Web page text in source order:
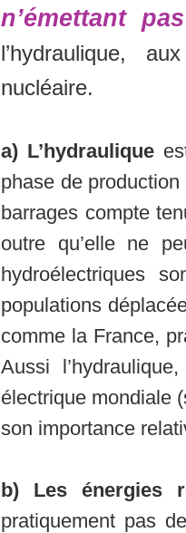
n’émettant
l’hydraulique,
nucléaire.
a) L’hydraulique
phase de
barrages compte
outre qu’elle ne
hydroélectriques
populations
comme la France,
Aussi
électrique mondiale
son importance
b)
Les énergies
pratiquement pas